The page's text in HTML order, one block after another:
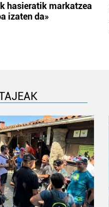
hasieratik markatzea
izaten da»